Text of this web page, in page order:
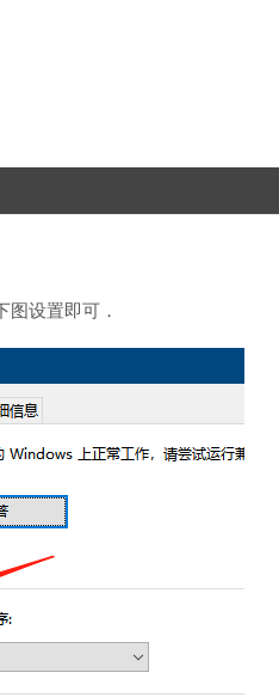
图设置即可．